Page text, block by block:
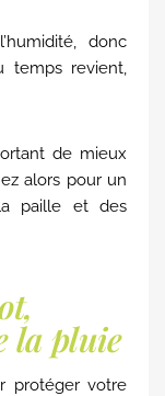
donc
temps revient,
de mieux
alors pour un
paille et des
la pluie
protéger votre